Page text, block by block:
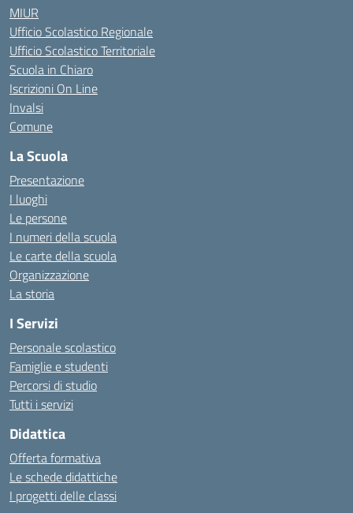
MIUR
Ufficio Scolastico Regionale
Ufficio Scolastico Territoriale
Scuola in Chiaro
Iscrizioni On Line
Invalsi
Comune
La Scuola
Presentazione
I luoghi
Le persone
I numeri della scuola
Le carte della scuola
Organizzazione
La storia
I Servizi
Personale scolastico
Famiglie e studenti
Percorsi di studio
Tutti i servizi
Didattica
Offerta formativa
Le schede didattiche
I progetti delle classi